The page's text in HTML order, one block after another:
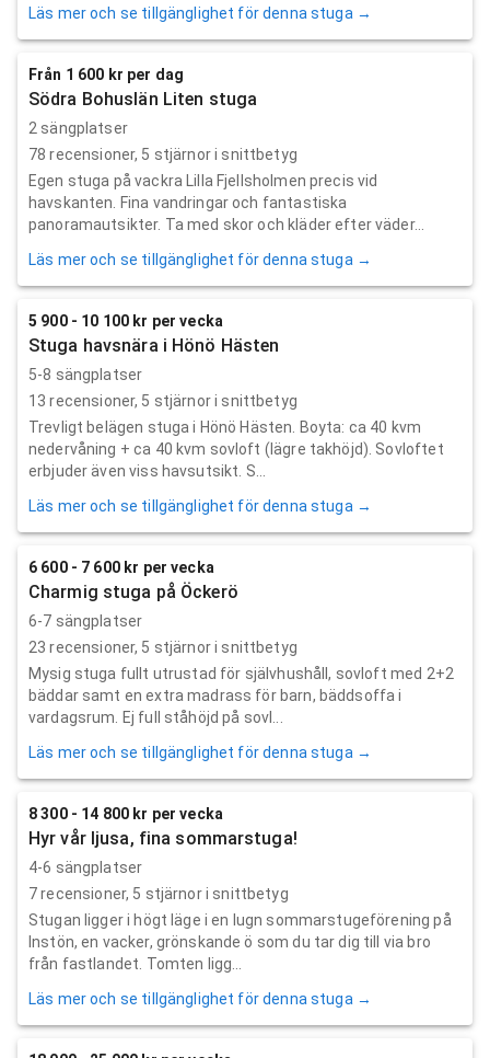
Läs mer och se tillgänglighet för denna stuga →
Från 1 600 kr per dag
Södra Bohuslän Liten stuga
2 sängplatser
78 recensioner, 5 stjärnor i snittbetyg
Egen stuga på vackra Lilla Fjellsholmen precis vid
havskanten. Fina vandringar och fantastiska
panoramautsikter. Ta med skor och kläder efter väder...
Läs mer och se tillgänglighet för denna stuga →
5 900 - 10 100 kr per vecka
Stuga havsnära i Hönö Hästen
5-8 sängplatser
13 recensioner, 5 stjärnor i snittbetyg
Trevligt belägen stuga i Hönö Hästen. Boyta: ca 40 kvm
nedervåning + ca 40 kvm sovloft (lägre takhöjd). Sovloftet
erbjuder även viss havsutsikt. S...
Läs mer och se tillgänglighet för denna stuga →
6 600 - 7 600 kr per vecka
Charmig stuga på Öckerö
6-7 sängplatser
23 recensioner, 5 stjärnor i snittbetyg
Mysig stuga fullt utrustad för självhushåll, sovloft med 2+2
bäddar samt en extra madrass för barn, bäddsoffa i
vardagsrum. Ej full ståhöjd på sovl...
Läs mer och se tillgänglighet för denna stuga →
8 300 - 14 800 kr per vecka
Hyr vår ljusa, fina sommarstuga!
4-6 sängplatser
7recensioner, 5 stjärnor i snittbetyg
Stugan ligger i högt läge i en lugn sommarstugeförening på
Instön, en vacker, grönskande ö som du tar dig till via bro
från fastlandet. Tomten ligg...
Läs mer och se tillgänglighet för denna stuga →